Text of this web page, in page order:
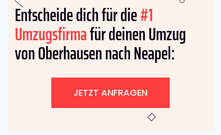
Entscheide dich für die#1
Umzugsfirmafür deinen Umzug
von Oberhausen nach Neapel:
JETZT ANFRAGEN